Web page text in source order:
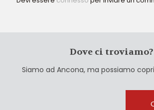
Dove ci troviamo?
Siamo ad Ancona, ma possiamo